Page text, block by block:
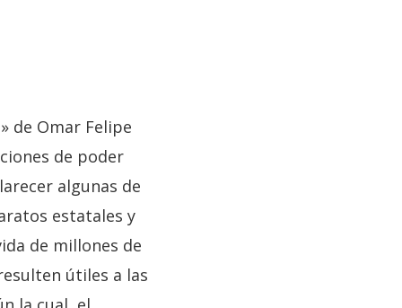
de Omar Felipe
de poder
algunas de
estatales y
de millones de
útiles a las